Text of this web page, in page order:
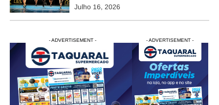
Julho 16, 2026
- ADVERTISEMENT - -
- ADVERTISEMENT - - ADVERTISEMENT -